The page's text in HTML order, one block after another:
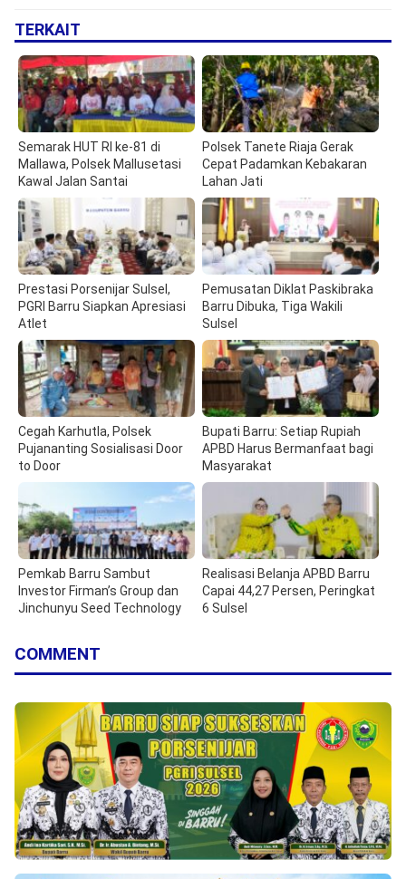
TERKAIT
Semarak HUT RI ke-81 di
Mallawa, Polsek Mallusetasi
Kawal Jalan Santai
Polsek Tanete Riaja Gerak
Cepat Padamkan Kebakaran
Lahan Jati
Prestasi Porsenijar Sulsel,
PGRI Barru Siapkan Apresiasi
Atlet
Pemusatan Diklat Paskibraka
Barru Dibuka, Tiga Wakili
Sulsel
Cegah Karhutla, Polsek
Pujananting Sosialisasi Door
to Door
Bupati Barru: Setiap Rupiah
APBD Harus Bermanfaat bagi
Masyarakat
Pemkab Barru Sambut
Investor Firman’s Group dan
Jinchunyu Seed Technology
Realisasi Belanja APBD Barru
Capai 44,27 Persen, Peringkat
6 Sulsel
COMMENT